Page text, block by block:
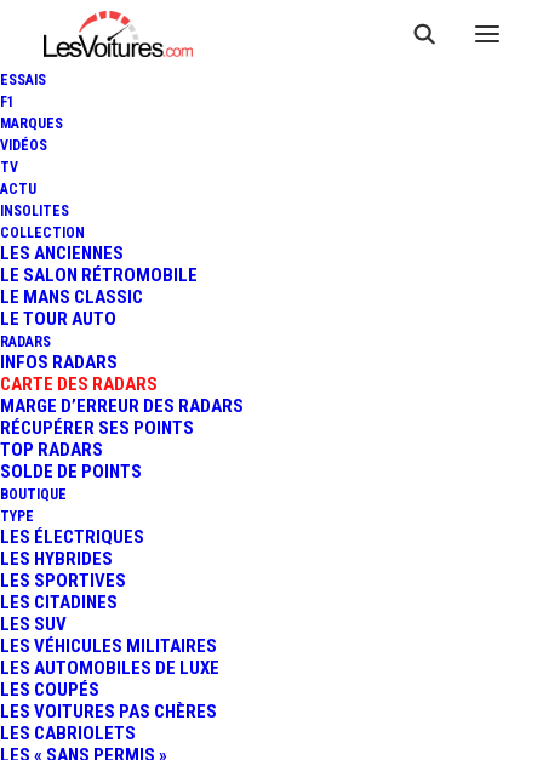
ESSAIS
F1
MARQUES
VIDÉOS
TV
ACTU
INSOLITES
COLLECTION
LES ANCIENNES
LE SALON RÉTROMOBILE
LE MANS CLASSIC
LE TOUR AUTO
RADARS
INFOS RADARS
CARTE DES RADARS
MARGE D’ERREUR DES RADARS
RÉCUPÉRER SES POINTS
TOP RADARS
SOLDE DE POINTS
BOUTIQUE
TYPE
LES ÉLECTRIQUES
LES HYBRIDES
LES SPORTIVES
LES CITADINES
LES SUV
LES VÉHICULES MILITAIRES
LES AUTOMOBILES DE LUXE
LES COUPÉS
LES VOITURES PAS CHÈRES
LES CABRIOLETS
LES « SANS PERMIS »
Suisse Zurich
Wehntalerstrasse
Ce Radar feu rouge en Suisse semble être